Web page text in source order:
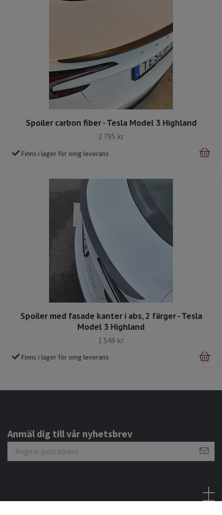
Spoiler carbon fiber - Tesla Model 3 Highland
2 795 kr
Finns i lager för omg leverans
Spoiler med fasade kanter i abs, 2 färger - Tesla
Model 3 Highland
1 549 kr
Finns i lager för omg leverans
Anmäl dig till vår nyhetsbrev